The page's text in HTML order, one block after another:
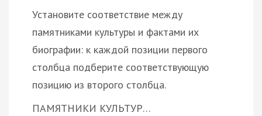
Установите соответствие между
памятниками культуры и фактами их
биографии: к каждой позиции первого
столбца подберите соответствующую
позицию из второго столбца.
ПАМЯТНИКИ КУЛЬТУР…